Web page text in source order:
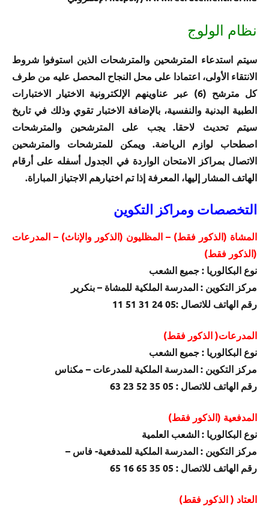
نظام الولوج
سيتم استدعاء المترشحين والمترشحات الذين استوفوا شروط
الانتقاء الأولى، اعتمادا على محل النجاح المحصل عليه من طرف
كل مترشح (6) عبر عناوينهم الإلكترونية الاختيار الاختبارات
الطبية البدنية والنفسية، بالإضافة الاختبار تقوي وذلك في تاريخ
سيتم تحديث لاحقا. يجب على المترشحين والمترشحات
اصطحاب لوازم الرياضة. ويمكن للمترشحات والمترشحين
الاتصال بمراكز الامتحان الواردة في الجدول أسفله على أرقام
الهاتف المشار إليها، المعرفة إذا تم اختيارهم الاجتياز المباراة.
التخصصات ومراكز التكوين
المشاة (الذكور فقط) – المظليون (الذكور والإناث) – المدرعات
(الذكور فقط)
نوع البكالوريا : جميع الشعب
مركز التكوين : المدرسة الملكية للمشاة – بنكرير
رقم الهاتف للاتصال :05 24 31 51 11
المدرعات( الذكور فقط)
نوع البكالوريا : جميع الشعب
مركز التكوين : المدرسة الملكية للمدرعات – مكناس
رقم الهاتف للاتصال : 05 35 52 23 63
المدفعية (الذكور فقط)
نوع البكالوريا : الشعب العلمية
مركز التكوين : المدرسة الملكية للمدفعية- فاس –
رقم الهاتف للاتصال : 05 35 65 16 65
العتاد ( الذكور فقط)